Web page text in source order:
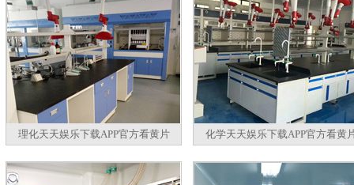
理化天天娱乐下载APP官方看黄片 化学天天娱乐下载APP官方看黄